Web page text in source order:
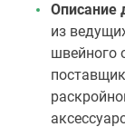
Описание
из
швейного